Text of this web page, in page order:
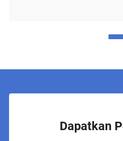
Dapatkan